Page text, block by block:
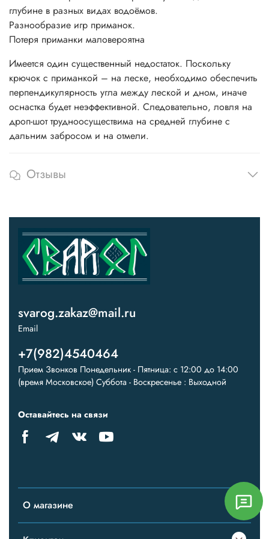
глубине в разных видах водоёмов.
Разнообразие игр приманок.
Потеря приманки маловероятна
Имеется один существенный недостаток. Поскольку
крючок с приманкой – на леске, необходимо обеспечить
перпендикулярность угла между леской и дном, иначе
оснастка будет неэффективной. Следовательно, ловля на
дроп-шот трудноосуществима на средней глубине с
дальним забросом и на отмели.
Отзывы
О магазине
svarog.zakaz@mail.ru
Email
+7(982)4540464
Прием Звонков Понедельник - Пятница: с 12:00 до 14:00
(время Московское) Суббота - Воскресенье : Выходной
Оставайтесь на связи